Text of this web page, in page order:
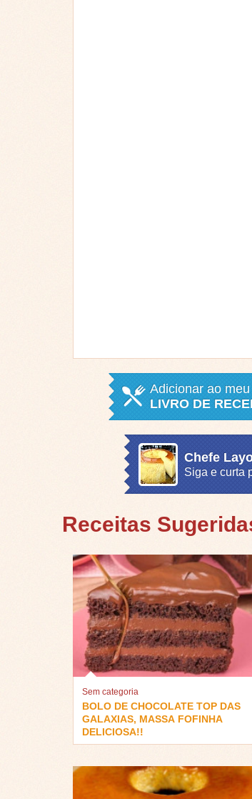
Adicionar ao meu
LIVRO DE
Chefe
Siga e curta
Receitas
Sem categoria
BOLO DE CHOCOLATE TOP DAS
GALAXIAS, MASSA FOFINHA
DELICIOSA!!